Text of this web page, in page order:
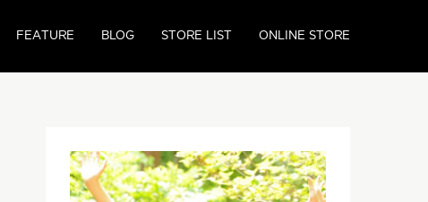
FEATURE BLOG STORE LIST ONLINE STORE